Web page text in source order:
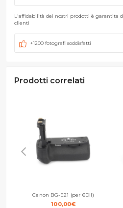
L'affidabilità dei nostri prodotti è garantita
clienti
+1200 fotografi soddisfatti
Prodotti correlati
Canon BG-E21 (per 6DII)
100,00€